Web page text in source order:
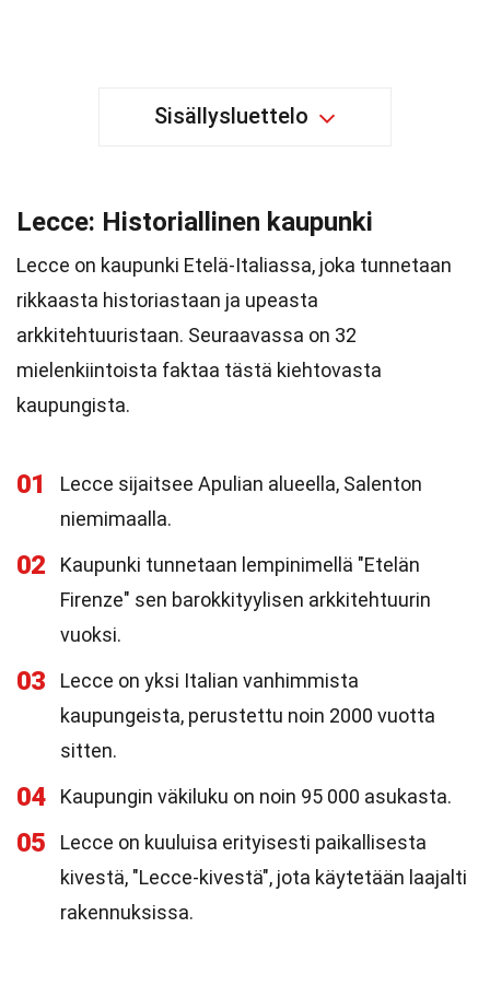
Sisällysluettelo
Lecce: Historiallinen kaupunki
Lecce on kaupunki Etelä-Italiassa, joka tunnetaan
rikkaasta historiastaan ja upeasta
arkkitehtuuristaan. Seuraavassa on 32
mielenkiintoista faktaa tästä kiehtovasta
kaupungista.
01
Lecce sijaitsee Apulian alueella, Salenton
niemimaalla.
02
Kaupunki tunnetaan lempinimellä "Etelän
Firenze" sen barokkityylisen arkkitehtuurin
vuoksi.
03
Lecce on yksi Italian vanhimmista
kaupungeista, perustettu noin 2000 vuotta
sitten.
04 Kaupungin väkiluku on noin 95 000 asukasta.
05
Lecce on kuuluisa erityisesti paikallisesta
kivestä, "Lecce-kivestä", jota käytetään laajalti
rakennuksissa.